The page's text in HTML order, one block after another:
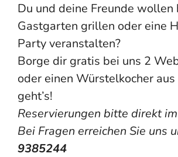
Du und deine Freunde wollen
Gastgarten grillen oder eine
Party veranstalten?
Borge dir gratis bei uns 2
oder einen Würstelkocher
geht’s!
Reservierungen bitte direkt
Bei Fragen erreichen Sie uns
9385244